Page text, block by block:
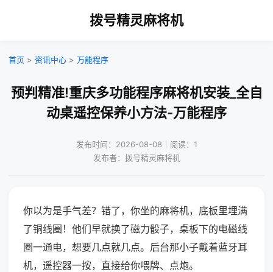
拨号精灵麻将机
首页 > 资讯中心 > 万能程序
预判精准!重庆多功能程序麻将机安装_全自
动桌遥控保养小方法-万能程序
发布时间：2026-08-08｜阅读：1
发布者：拨号精灵麻将机
你以为是手气差？错了，你坐的麻将机，底板里埋满
了铜线圈！他们早就换了磁力骰子，桌板下的电磁线
圈一通电，想要几点就几点。后台那小子戴着蓝牙耳
机，遥控器一按，直接给你喂牌、点炮。